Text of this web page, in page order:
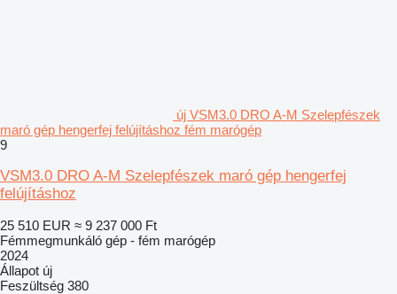
új VSM3.0 DRO A-M Szelepfészek
maró gép hengerfej felújításhoz fém marógép
9
VSM3.0 DRO A-M Szelepfészek maró gép hengerfej
felújításhoz
25 510 EUR ≈ 9 237 000 Ft
Fémmegmunkáló gép - fém marógép
2024
Állapot új
Feszültség 380